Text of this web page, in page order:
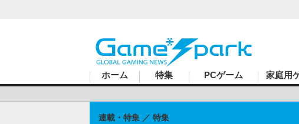
ホーム 特集 PCゲーム 家庭用
連載・特集 特集